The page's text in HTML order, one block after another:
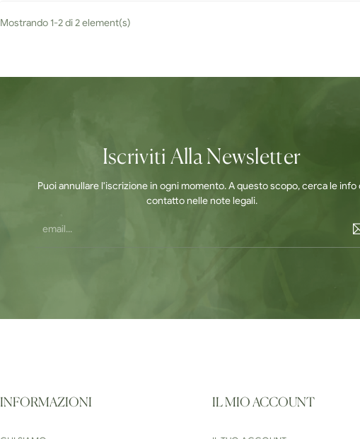
Mostrando 1-2 di 2 element(s)
Iscriviti Alla Newsletter
Puoi annullare l'iscrizione in ogni momento. A questo scopo, cerca le info
contatto nelle note legali.
INFORMAZIONI IL MIO ACCOUNT